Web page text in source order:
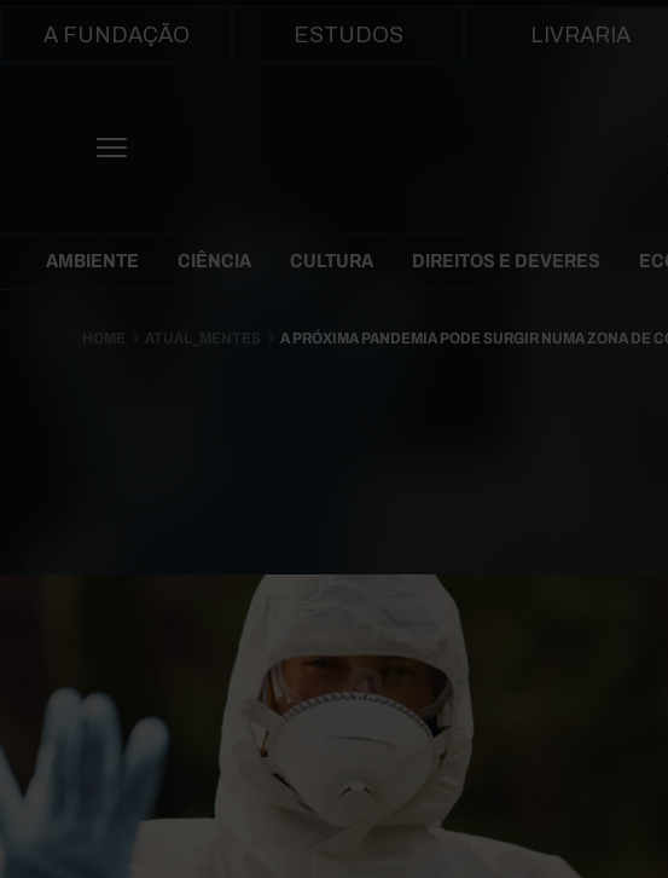
Main navigation
A FUNDAÇÃO ESTUDOS LIVRARIA
Themes Menu
AMBIENTE CIÊNCIA CULTURA DIREITOS E DEVERES
A PRÓXIMA PANDEMIA PODE SURGIR NUMA ZONA DE